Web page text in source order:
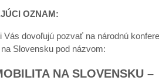
OZNAM:
Vás dovoľujú pozvať na národnú
Slovensku pod názvom:
NA SLOVENSKU –